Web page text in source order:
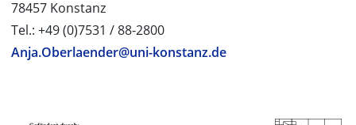
78457 Konstanz
Tel.: +49 (0)7531 / 88-2800
Anja.Oberlaender@uni-konstanz.de